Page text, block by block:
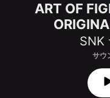
ART OF
SNK
サウ